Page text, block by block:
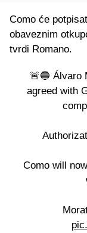
Como će
obaveznim
tvrdi Romano.
🚨🔵 Álvaro
agreed with
Como will